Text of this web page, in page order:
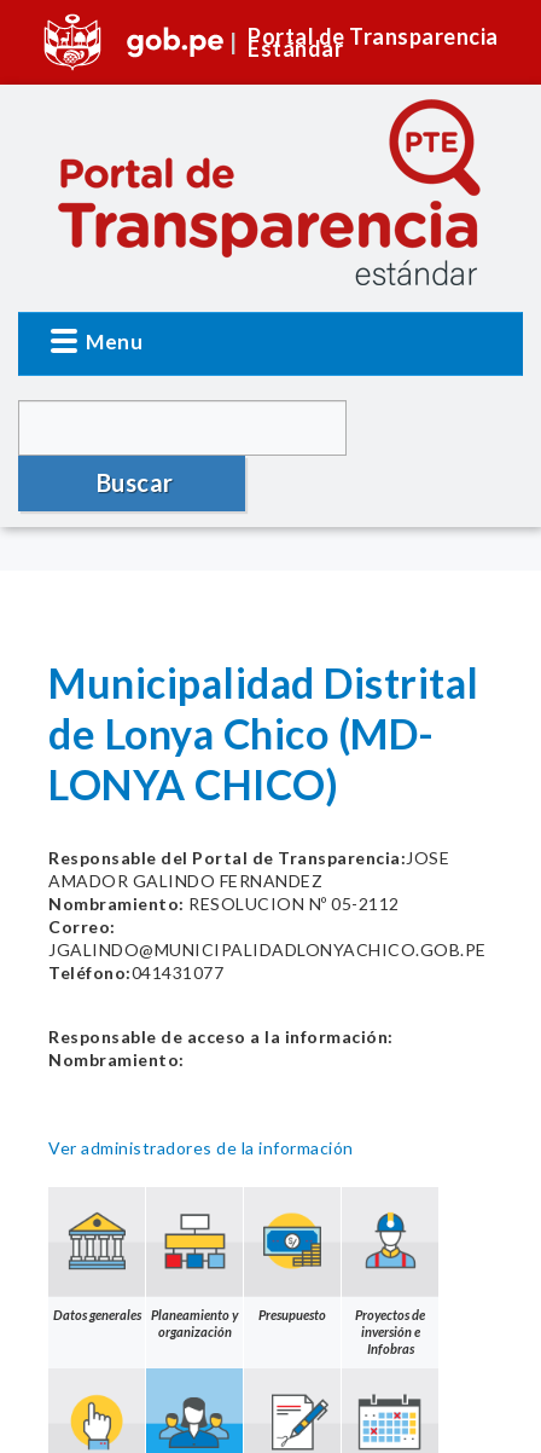
Portal de Transparencia
Estándar
Menu
Buscar
Municipalidad Distrital
de Lonya Chico (MD-
LONYA CHICO)
Responsable del Portal de Transparencia: JOSE
AMADOR GALINDO FERNANDEZ
Nombramiento: RESOLUCION Nº 05-2112
Correo:
JGALINDO@MUNICIPALIDADLONYACHICO.GOB.PE
Teléfono:041431077
Responsable de acceso a la información:
Nombramiento:
Ver administradores de la información
Datos generales
Planeamiento y
organización
Presupuesto
Proyectos de
inversión e
Infobras